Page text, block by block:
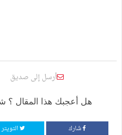
أرسل إلى صديق
هل أعجبك هذا المقال ؟
شارك التويتر